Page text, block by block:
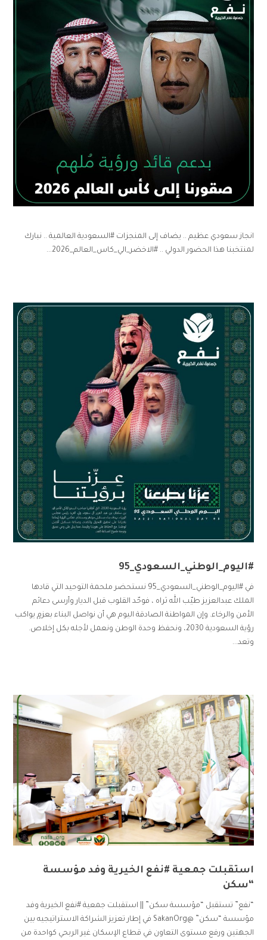
انجاز سعودي عظيم .. يضاف إلى المنجزات #السعودية العالمية .. نبارك
لمنتخبنا هذا الحضور الدولي .. #الاخضر_الي_كاس_العالم_2026...
#اليوم_الوطني_السعودي_95
في #اليوم_الوطني_السعودي_95 نستحضر ملحمة التوحيد التي قادها
الملك عبدالعزيز طيّب الله ثراه ، فوحّد القلوب قبل الديار وأرسى دعائم
الأمن والرخاء. وإن المواطنة الصادقة اليوم هي أن نواصل البناء بعزمٍ يواكب
رؤية السعودية 2030، ونحفظ وحدة الوطن ونعمل لأجله بكل إخلاص.
وتعد...
استقبلت جمعية #نفع الخيرية وفد مؤسسة
“سكن
“نفع” تستقبل “مؤسسة سكن” || استقبلت جمعية #نفع الخيرية وفد
مؤسسة “سكن” @SakanOrg في إطار تعزيز الشراكة الاستراتيجيه بين
الجهتين ورفع مستوى التعاون في قطاع الإسكان غير الربحي كواحدة من